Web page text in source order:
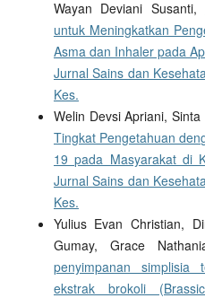
Wayan Deviani Susanti,
untuk Meningkatkan
Asma dan Inhaler pada
Jurnal Sains dan
Kes.
Welin Devsi Apriani,
Tingkat Pengetahuan
19 pada Masyarakat di
Jurnal Sains dan
Kes.
Yulius Evan Christian,
Gumay, Grace
penyimpanan simplisia
ekstrak brokoli